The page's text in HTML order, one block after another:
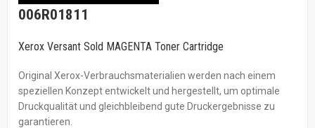
006R01811
Xerox Versant Sold MAGENTA Toner Cartridge
Original Xerox-Verbrauchsmaterialien werden nach einem
speziellen Konzept entwickelt und hergestellt, um optimale
Druckqualität und gleichbleibend gute Druckergebnisse zu
garantieren.